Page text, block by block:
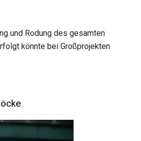
und Rodung des gesamten
könnte bei Großprojekten